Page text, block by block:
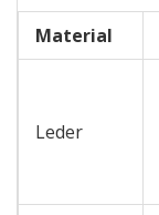
Material
Leder